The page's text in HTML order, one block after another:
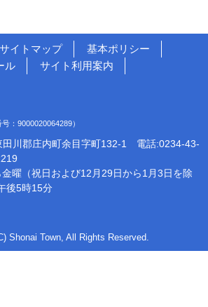
サイトマップ
基本ポリシー
ル
サイト利用案内
：9000020064289）
川郡庄内町余目字町132-1 電話:0234-43-
曜（祝日および12月29日から1月3日を除
後5時15分
Shonai Town, All Rights Reserved.